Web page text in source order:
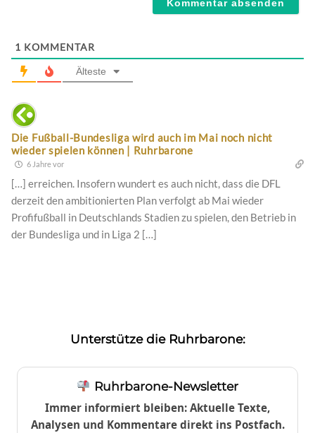
1 KOMMENTAR
Älteste
Die Fußball-Bundesliga wird auch im Mai noch nicht
wieder spielen können | Ruhrbarone
6 Jahre vor
[…] erreichen. Insofern wundert es auch nicht, dass die DFL
derzeit den ambitionierten Plan verfolgt ab Mai wieder
Profifußball in Deutschlands Stadien zu spielen, den Betrieb in
der Bundesliga und in Liga 2 […]
Unterstütze die Ruhrbarone:
Ruhrbarone-Newsletter
Immer informiert bleiben: Aktuelle Texte,
Analysen und Kommentare direkt ins Postfach.